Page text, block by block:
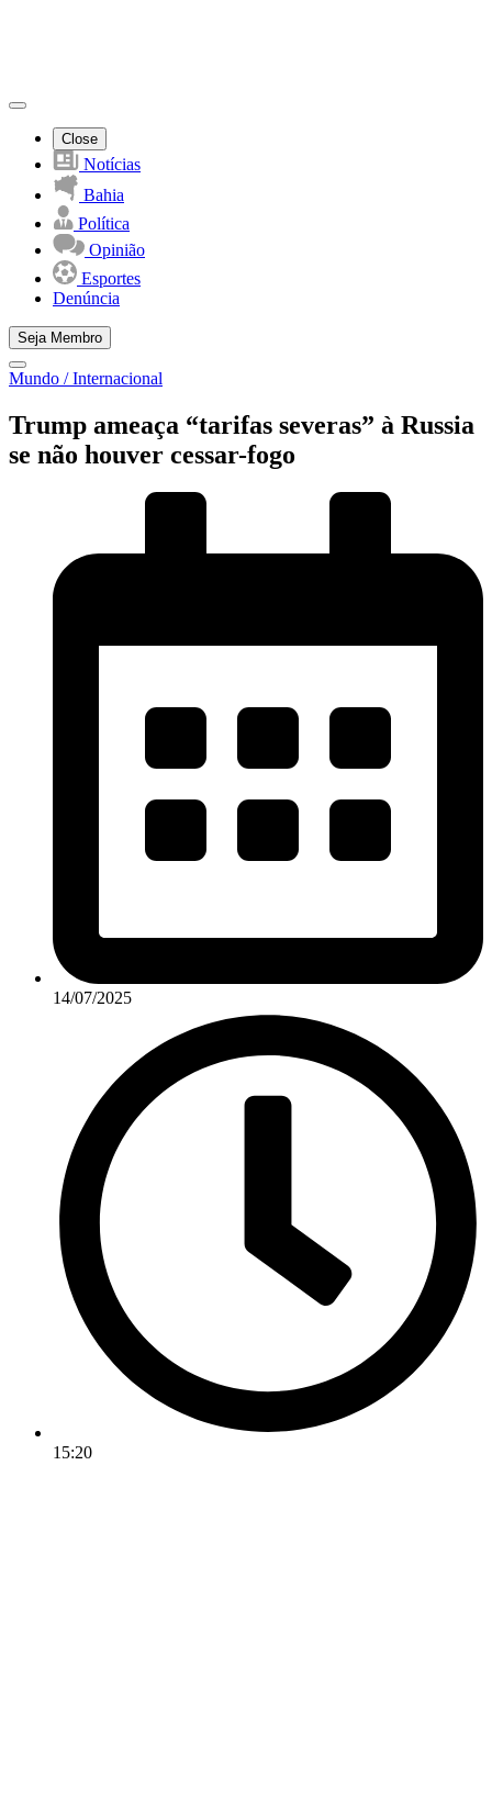
Close
Notícias
Bahia
Política
Opinião
Esportes
Denúncia
Seja Membro
Mundo / Internacional
Trump ameaça “tarifas severas” à Russia
se não houver cessar-fogo
14/07/2025
15:20